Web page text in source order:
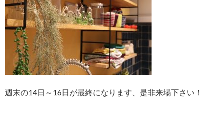
週末の14日～16日が最終になります、是非来場下さい！